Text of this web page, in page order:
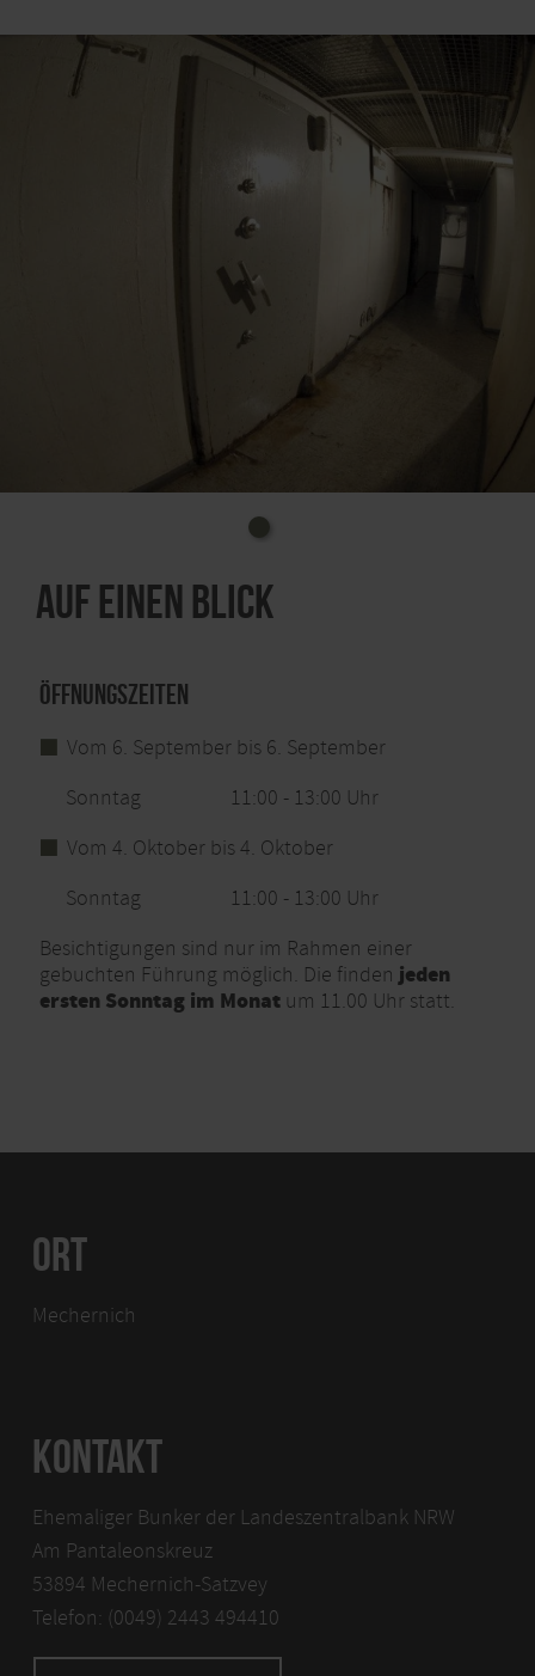
Seit 2012 kannst du den Bunker im Rahmen von
Führungen besichtigen. Originale Räume und die
besondere Atmosphäre machen spürbar, wie
konkret die Bedrohungslage damals war.
Auf einen Blick
Öffnungszeiten
Vom 6. September bis 6. September
Sonntag
11:00 - 13:00 Uhr
Vom 4. Oktober bis 4. Oktober
Sonntag
11:00 - 13:00 Uhr
Besichtigungen sind nur im Rahmen einer
gebuchten Führung möglich. Die findenjeden
ersten Sonntag im Monat um 11.00 Uhr statt.
ORT
Mechernich
KONTAKT
Ehemaliger Bunker der Landeszentralbank NRW
Am Pantaleonskreuz
53894 Mechernich-Satzvey
Telefon: (0049) 2443 494410